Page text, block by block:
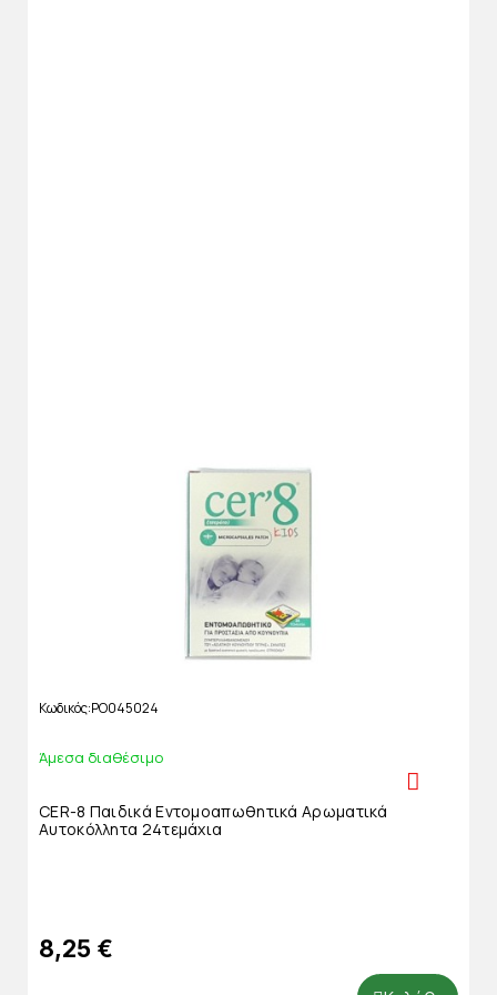
Κωδικός PO045024
Άμεσα διαθέσιμο
CER-8 Παιδικά Εντομοαπωθητικά Αρωματικά
Αυτοκόλλητα 24τεμάχια
8,25 €